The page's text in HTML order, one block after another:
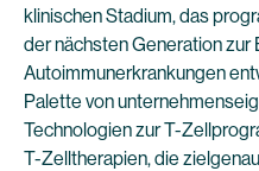
klinischen Stadium, das
der nächsten Generation zur
Autoimmunerkrankungen
Palette von
Technologien zur T-
T-Zelltherapien, die